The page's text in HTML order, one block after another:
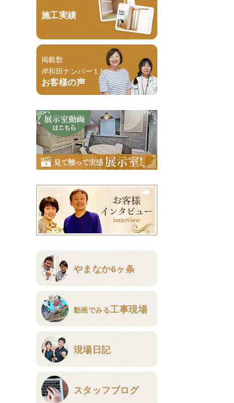
施工実績
掲載数
岸和田ナンバー１！
お客様の声
やまなか6ヶ条
動画でみる工事現場
現場日記
スタッフブログ